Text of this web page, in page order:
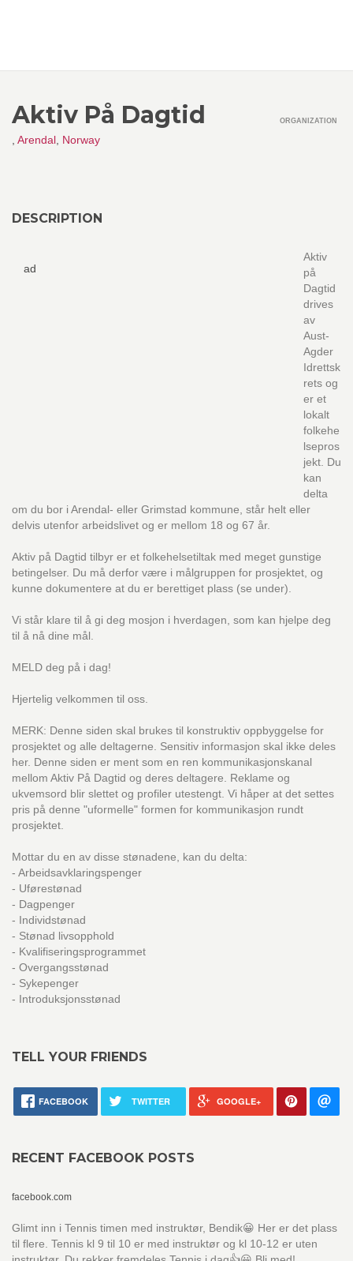
Aktiv På Dagtid
Arendal Norway
ORGANIZATION
DESCRIPTION
ad
Aktiv
på
Dagtid
drives
av
Aust-
Agder
Idrettsk
rets og
er et
lokalt
folkehe
lsepros
jekt. Du
kan
delta
om du bor i Arendal- eller Grimstad kommune, står helt eller
delvis utenfor arbeidslivet og er mellom 18 og 67 år.
Aktiv på Dagtid tilbyr er et folkehelsetiltak med meget gunstige
betingelser. Du må derfor være i målgruppen for prosjektet, og
kunne dokumentere at du er berettiget plass (se under).
Vi står klare til å gi deg mosjon i hverdagen, som kan hjelpe deg
til å nå dine mål.
MELD deg på i dag!
Hjertelig velkommen til oss.
MERK: Denne siden skal brukes til konstruktiv oppbyggelse for
prosjektet og alle deltagerne. Sensitiv informasjon skal ikke deles
her. Denne siden er ment som en ren kommunikasjonskanal
mellom Aktiv På Dagtid og deres deltagere. Reklame og
ukvemsord blir slettet og profiler utestengt. Vi håper at det settes
pris på denne "uformelle" formen for kommunikasjon rundt
prosjektet.
Mottar du en av disse stønadene, kan du delta:
- Arbeidsavklaringspenger
- Uførestønad
- Dagpenger
- Individstønad
- Stønad livsopphold
- Kvalifiseringsprogrammet
- Overgangsstønad
- Sykepenger
- Introduksjonsstønad
TELL YOUR FRIENDS
FACEBOOK TWITTER GOOGLE+
RECENT FACEBOOK POSTS
facebook.com
Glimt inn i Tennis timen med instruktør, Bendik😀 Her er det plass
til flere. Tennis kl 9 til 10 er med instruktør og kl 10-12 er uten